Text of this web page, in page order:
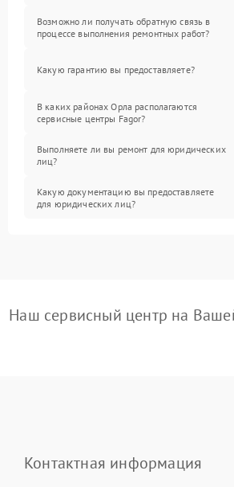
Возможно ли получать обратную связь в
процессе выполнения ремонтных работ?
Какую гарантию вы предоставляете?
В каких районах Орла располагаются
сервисные центры Fagor?
Выполняете ли вы ремонт для юридических
лиц?
Какую документацию вы предоставляете
для юридических лиц?
Наш сервисный центр на
Контактная информация